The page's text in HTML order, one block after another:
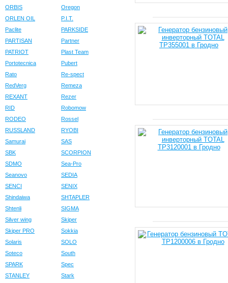
ORBIS
Oregon
ORLEN OIL
P.I.T.
Paclite
PARKSIDE
PARTISAN
Partner
PATRIOT
Plast Team
Portotecnica
Pubert
Rato
Re-spect
RedVerg
Remeza
REXANT
Rezer
RID
Robomow
RODEO
Rossel
RUSSLAND
RYOBI
Samurai
SAS
SBK
SCORPION
SDMO
Sea-Pro
Seanovo
SEDIA
SENCI
SENIX
Shindaiwa
SHTAPLER
Shtenli
SIGMA
Silver wing
Skiper
Skiper PRO
Sokkia
Solaris
SOLO
Soteco
South
SPARK
Spec
STANLEY
Stark